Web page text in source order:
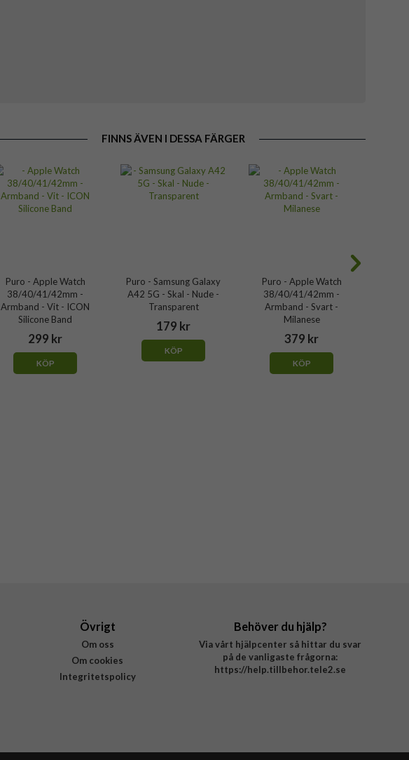
FINNS ÄVEN I DESSA FÄRGER
Puro - Apple Watch
38/40/41/42mm -
Armband - Vit - ICON
Silicone Band
299 kr
KÖP
Puro - Samsung Galaxy
A42 5G - Skal - Nude -
Transparent
179 kr
KÖP
Puro - Apple Watch
38/40/41/42mm -
Armband - Svart -
Milanese
379 kr
KÖP
Övrigt
Om oss
Om cookies
Integritetspolicy
Behöver du hjälp?
Via vårt hjälpcenter så hittar du svar
på de vanligaste frågorna:
https://help.tillbehor.tele2.se